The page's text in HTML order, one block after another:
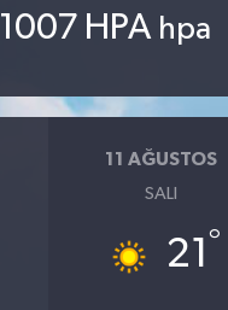
1007 HPA hpa
11 AĞUSTOS
SALI
21 °